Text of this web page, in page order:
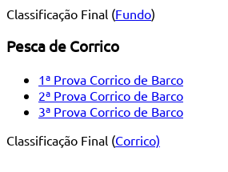
Classificação Final (Fundo)
Pesca de Corrico
1ª Prova Corrico de Barco
2ª Prova Corrico de Barco
3ª Prova Corrico de Barco
Classificação Final (Corrico)